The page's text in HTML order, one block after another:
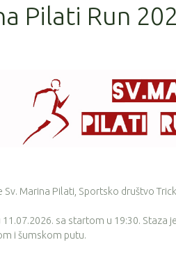
Pilati Run
Sv. Marina Pilati, Sportsko društvo
sa startom u 19:30. Staza
i šumskom putu.